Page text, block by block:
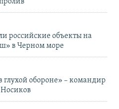
российские объекты на
в Черном море
обороне» – командир